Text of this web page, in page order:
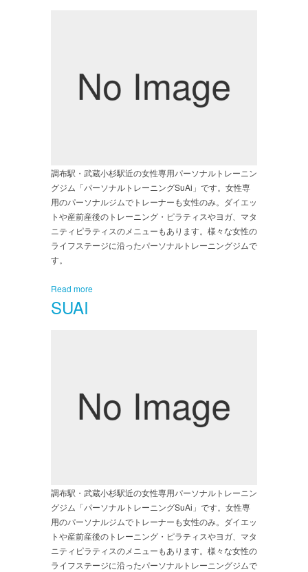
調布駅・武蔵小杉駅近の女性専用パーソナルトレーニン
グジム「パーソナルトレーニングSuAi」です。女性専
用のパーソナルジムでトレーナーも女性のみ。ダイエッ
トや産前産後のトレーニング・ピラティスやヨガ、マタ
ニティピラティスのメニューもあります。様々な女性の
ライフステージに沿ったパーソナルトレーニングジムで
す。
Read more
SUAI
調布駅・武蔵小杉駅近の女性専用パーソナルトレーニン
グジム「パーソナルトレーニングSuAi」です。女性専
用のパーソナルジムでトレーナーも女性のみ。ダイエッ
トや産前産後のトレーニング・ピラティスやヨガ、マタ
ニティピラティスのメニューもあります。様々な女性の
ライフステージに沿ったパーソナルトレーニングジムで